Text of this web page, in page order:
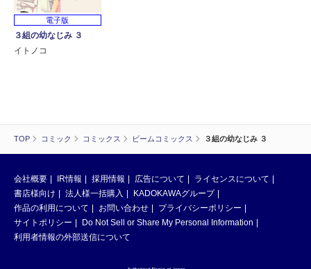
TOP コミック コミックス ビームコミックス ３組の幼なじみ ３
電子版
３組の幼なじみ ３
イトノコ
会社概要 IR情報 採用情報 広告について
ライセンスについて
書店様向け
法人様一括購入
KADOKAWAグループ
作品の利用について
お問い合わせ
プライバシーポリシー
サイトポリシー
Do Not Sell or Share My Personal Information
利用者情報の外部送信について